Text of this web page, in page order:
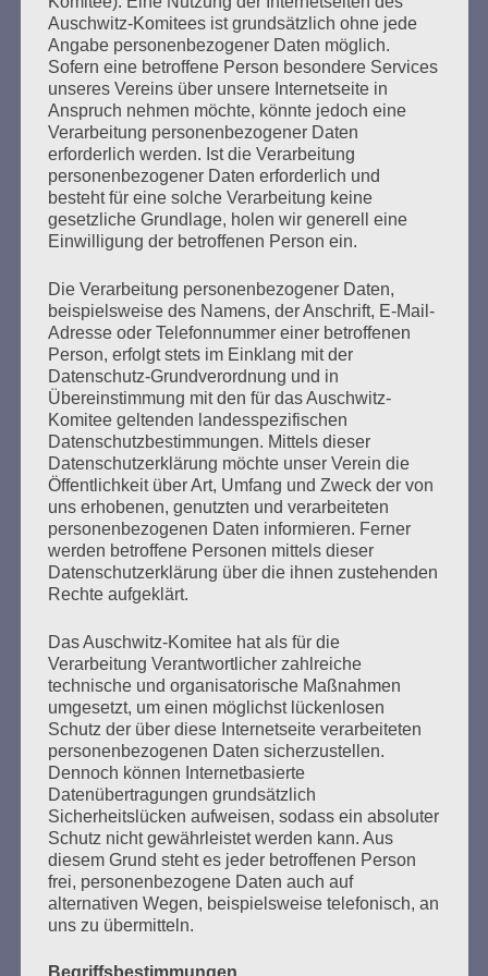
mehr ...
SCHLUSSWORT von Esther Bejarano
anlässlich der Veranstaltung des
Auschwitz-Komitees
Erstellt am24. Januar 2021
76 Jahre nach der Befreiung des KZ Auschwitz durch die
Rote Armee am 27. Januar 1945 Liebe Freundinnen und
Freunde, trotz Abstand in Corona-Zeiten sind wir uns so
nah – und ihr könnt hier immer wieder mal bei uns
reinschauen und uns online treffen. 2020 war ein
Morddrohungen…
mehr ...
Seitennummerierung
der
Beiträge
Zurück 16 Weiter
Auschwitz-Komitees ist grundsätzlich ohne jede
Angabe personenbezogener Daten möglich.
Sofern eine betroffene Person besondere Services
unseres Vereins über unsere Internetseite in
Anspruch nehmen möchte, könnte jedoch eine
Verarbeitung personenbezogener Daten
erforderlich werden. Ist die Verarbeitung
personenbezogener Daten erforderlich und
besteht für eine solche Verarbeitung keine
gesetzliche Grundlage, holen wir generell eine
Einwilligung der betroffenen Person ein.
Die Verarbeitung personenbezogener Daten,
beispielsweise des Namens, der Anschrift, E-Mail-
Adresse oder Telefonnummer einer betroffenen
Person, erfolgt stets im Einklang mit der
Datenschutz-Grundverordnung und in
Übereinstimmung mit den für das Auschwitz-
Komitee geltenden landesspezifischen
Datenschutzbestimmungen. Mittels dieser
Datenschutzerklärung möchte unser Verein die
Öffentlichkeit über Art, Umfang und Zweck der von
uns erhobenen, genutzten und verarbeiteten
personenbezogenen Daten informieren. Ferner
werden betroffene Personen mittels dieser
Datenschutzerklärung über die ihnen zustehenden
Rechte aufgeklärt.
Das Auschwitz-Komitee hat als für die
Verarbeitung Verantwortlicher zahlreiche
technische und organisatorische Maßnahmen
umgesetzt, um einen möglichst lückenlosen
Schutz der über diese Internetseite verarbeiteten
personenbezogenen Daten sicherzustellen.
Dennoch können Internetbasierte
Datenübertragungen grundsätzlich
Sicherheitslücken aufweisen, sodass ein absoluter
Schutz nicht gewährleistet werden kann. Aus
diesem Grund steht es jeder betroffenen Person
frei, personenbezogene Daten auch auf
alternativen Wegen, beispielsweise telefonisch, an
uns zu übermitteln.
Begriffsbestimmungen